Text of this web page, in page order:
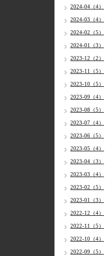
2024-04（4）
2024-03（4）
2024-02（5）
2024-01（3）
2023-12（2）
2023-11（5）
2023-10（5）
2023-09（4）
2023-08（5）
2023-07（4）
2023-06（5）
2023-05（4）
2023-04（3）
2023-03（4）
2023-02（5）
2023-01（3）
2022-12（4）
2022-11（5）
2022-10（4）
2022-09（5）